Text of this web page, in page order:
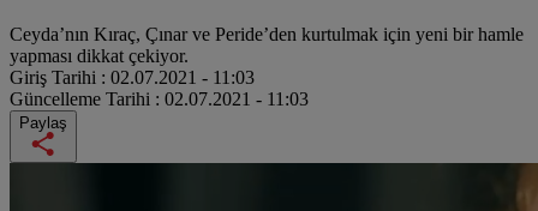
Ceyda’nın Kıraç, Çınar ve Peride’den kurtulmak için yeni bir hamle
yapması dikkat çekiyor.
Giriş Tarihi : 02.07.2021 - 11:03
Güncelleme Tarihi : 02.07.2021 - 11:03
Paylaş